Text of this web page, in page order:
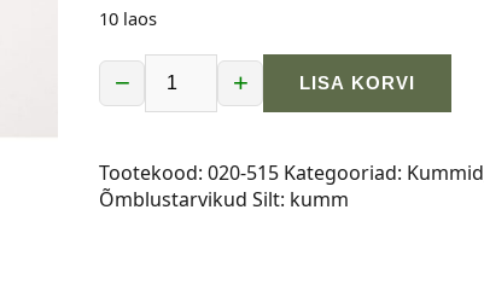
10 laos
−
3
m,
+ LISA KORVI
Tootekood: 020-515 Kategooriad: Kummid
Õmblustarvikud Silt: kumm